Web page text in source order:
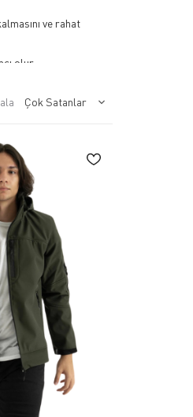
ve rahat
olur.
günlük giyimde
sağlamak için
farklı kullanım